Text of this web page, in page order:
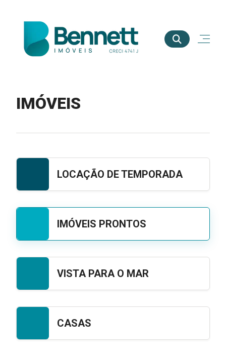
IMÓVEIS
LOCAÇÃO DE TEMPORADA
IMÓVEIS PRONTOS
VISTA PARA O MAR
CASAS